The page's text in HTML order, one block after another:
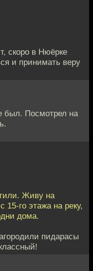
скоро в Нюёрке
и принимать веру
был. Посмотрел на
Живу на
го этажа на реку,
дома.
пидарасы